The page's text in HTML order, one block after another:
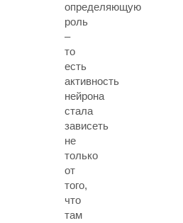
определяющую
роль
–
то
есть
активность
нейрона
стала
зависеть
не
только
от
того,
что
там